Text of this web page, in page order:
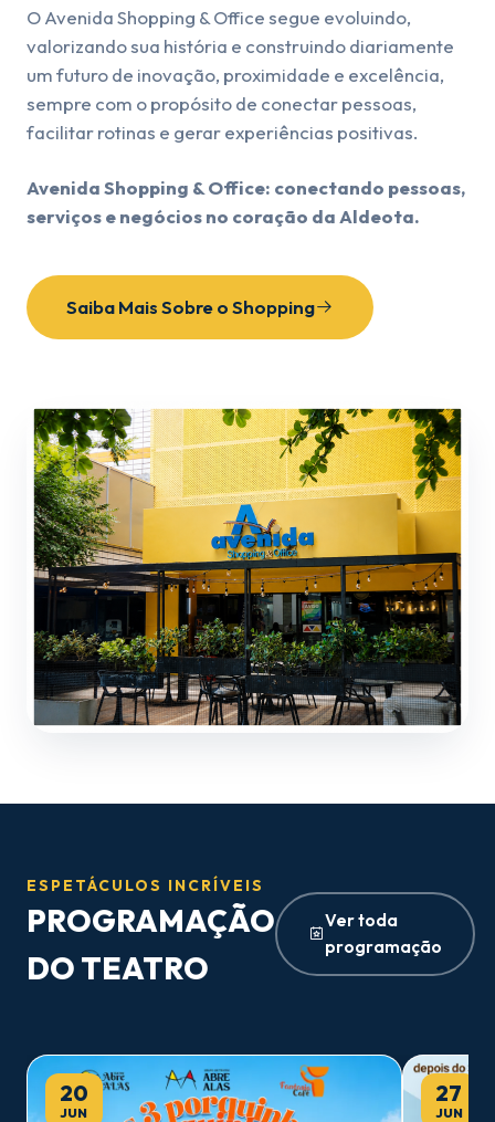
O Avenida Shopping & Office segue evoluindo,
valorizando sua história e construindo diariamente
um futuro de inovação, proximidade e excelência,
sempre com o propósito de conectar pessoas,
facilitar rotinas e gerar experiências positivas.
Avenida Shopping & Office: conectando pessoas,
serviços e negócios no coração da Aldeota.
Saiba Mais Sobre o Shopping
ESPETÁCULOS INCRÍVEIS
PROGRAMAÇÃO
DO TEATRO
Ver toda
programação
20
JUN
27
JUN